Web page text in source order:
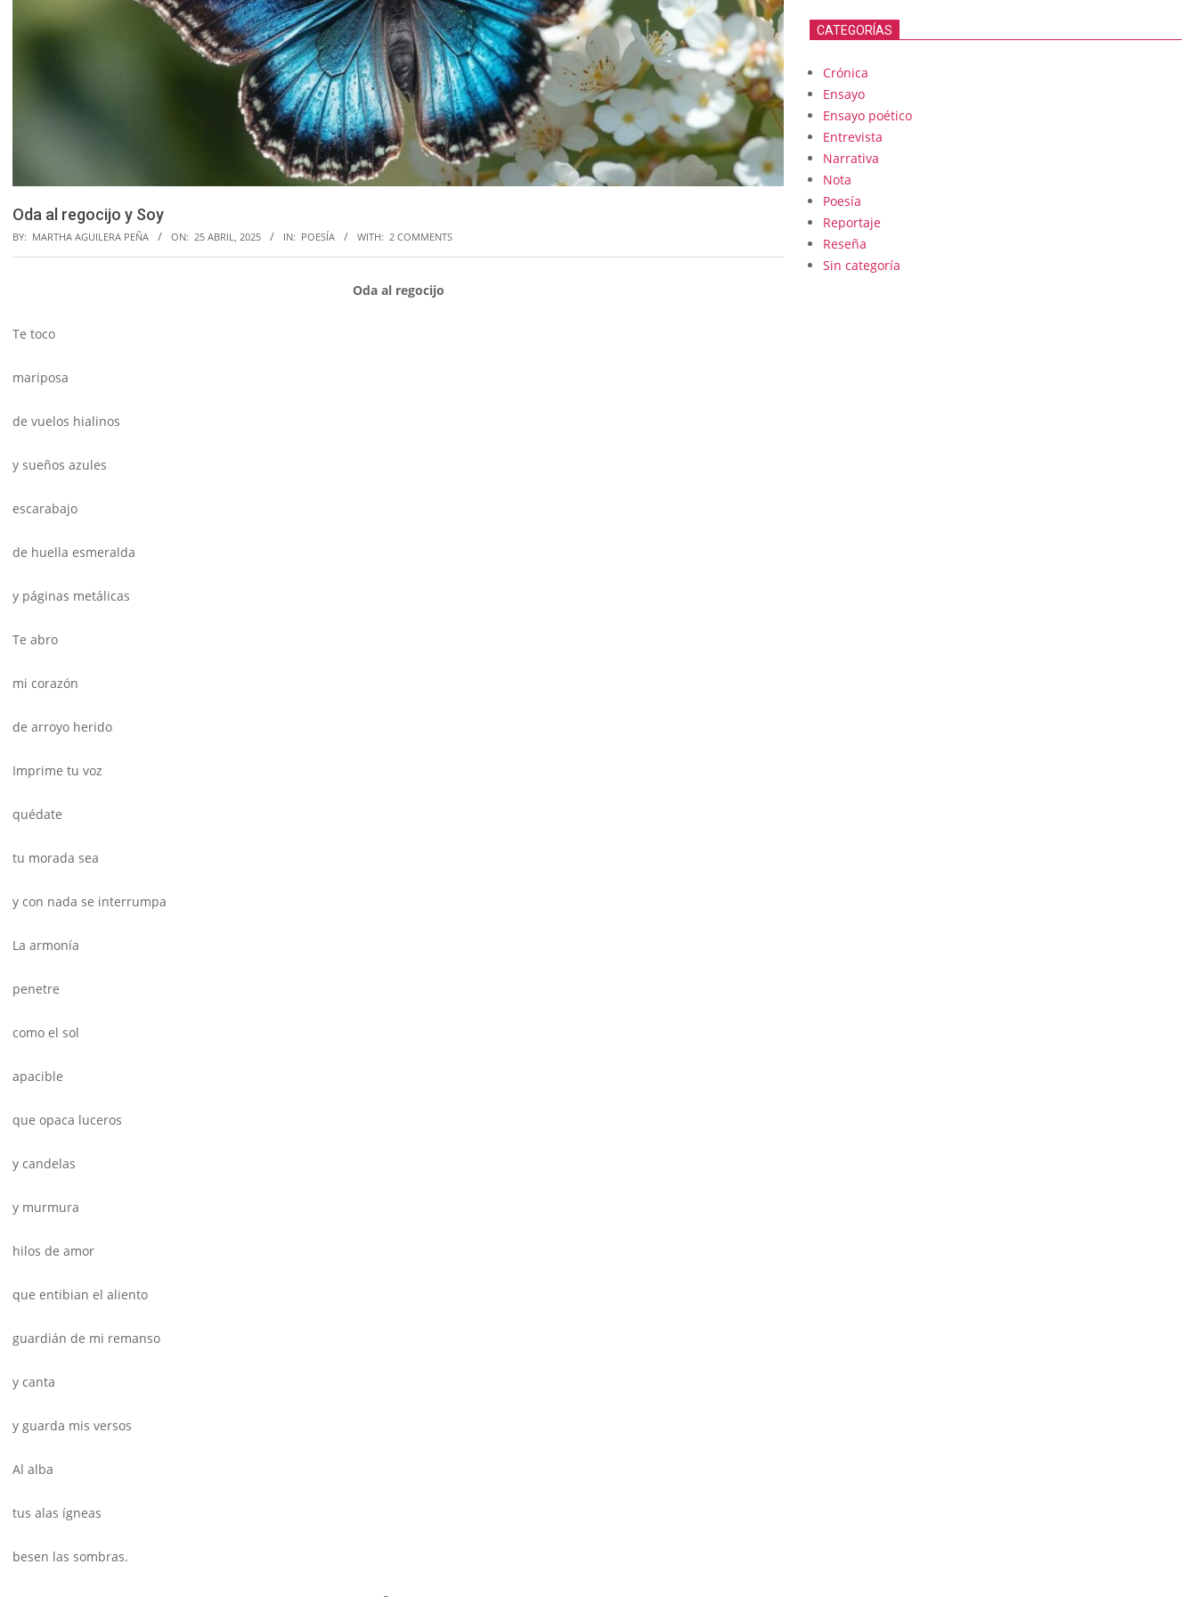
Oda al regocijo y Soy
BY: MARTHA AGUILERA PEÑA ON: 25 ABRIL, 2025 IN: POESÍA WITH: 2 COMMENTS
Oda al regocijo
Te toco
mariposa
de vuelos hialinos
y sueños azules
escarabajo
de huella esmeralda
y páginas metálicas
Te abro
mi corazón
de arroyo herido
Imprime tu voz
quédate
tu morada sea
y con nada se interrumpa
La armonía
penetre
como el sol
apacible
que opaca luceros
y candelas
y murmura
hilos de amor
que entibian el aliento
guardián de mi remanso
y canta
y guarda mis versos
Al alba
tus alas ígneas
besen las sombras.
CATEGORÍAS
Crónica
Ensayo
Ensayo poético
Entrevista
Narrativa
Nota
Poesía
Reportaje
Reseña
Sin categoría